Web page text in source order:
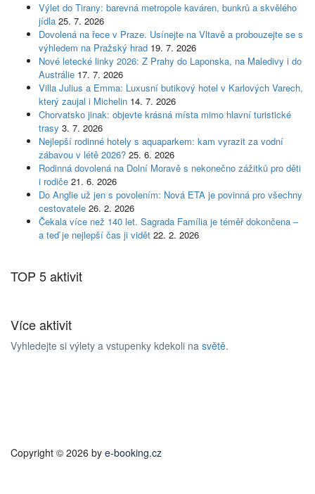
Výlet do Tirany: barevná metropole kaváren, bunkrů a skvělého
jídla 25. 7. 2026
Dovolená na řece v Praze. Usínejte na Vltavě a probouzejte se s
výhledem na Pražský hrad 19. 7. 2026
Nové letecké linky 2026: Z Prahy do Laponska, na Maledivy i do
Austrálie 17. 7. 2026
Villa Julius a Emma: Luxusní butikový hotel v Karlových Varech,
který zaujal i Michelin 14. 7. 2026
Chorvatsko jinak: objevte krásná místa mimo hlavní turistické
trasy 3. 7. 2026
Nejlepší rodinné hotely s aquaparkem: kam vyrazit za vodní
zábavou v létě 2026? 25. 6. 2026
Rodinná dovolená na Dolní Moravě s nekonečno zážitků pro děti
i rodiče 21. 6. 2026
Do Anglie už jen s povolením: Nová ETA je povinná pro všechny
cestovatele 26. 2. 2026
Čekala více než 140 let. Sagrada Família je téměř dokončena –
a teď je nejlepší čas ji vidět 22. 2. 2026
TOP 5 aktivit
Více aktivit
Vyhledejte si výlety a vstupenky kdekoli na světě.
Copyright © 2026 by e-booking.cz